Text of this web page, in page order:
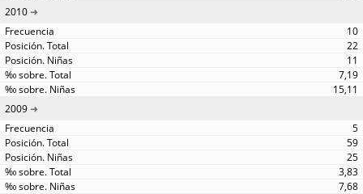
2010
10
22
11
7,19
15,11
2009
5
59
25
3,83
7,68